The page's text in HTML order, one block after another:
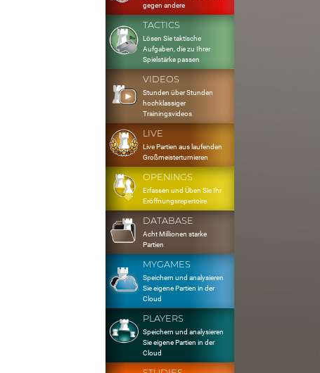
gegen andere
TACTICS
Lösen Sie taktische
Aufgaben, die zu Ihrer
Spielstärke passen
VIDEOS
Stunden über Stunden
hochklassiger
Trainingsvideos
LIVE
Live Partien aus laufenden
Großmeisterturnieren
OPENINGS
Erfassen und Üben Sie Ihr
Eröffnungsrepertoire
DATABASE
Acht Millionen starke
Partien
MYGAMES
Speichern und analysieren
Sie eigene Partien in der
Cloud
PLAYERS
Speichern und analysieren
Sie eigene Partien in der
Cloud